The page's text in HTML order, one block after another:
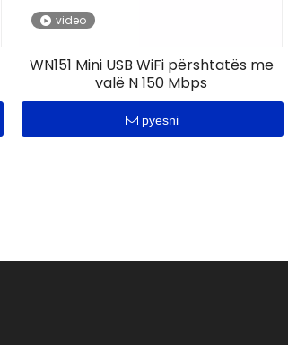
video
WN151 Mini USB WiFi përshtatës me
valë N 150 Mbps
pyesni